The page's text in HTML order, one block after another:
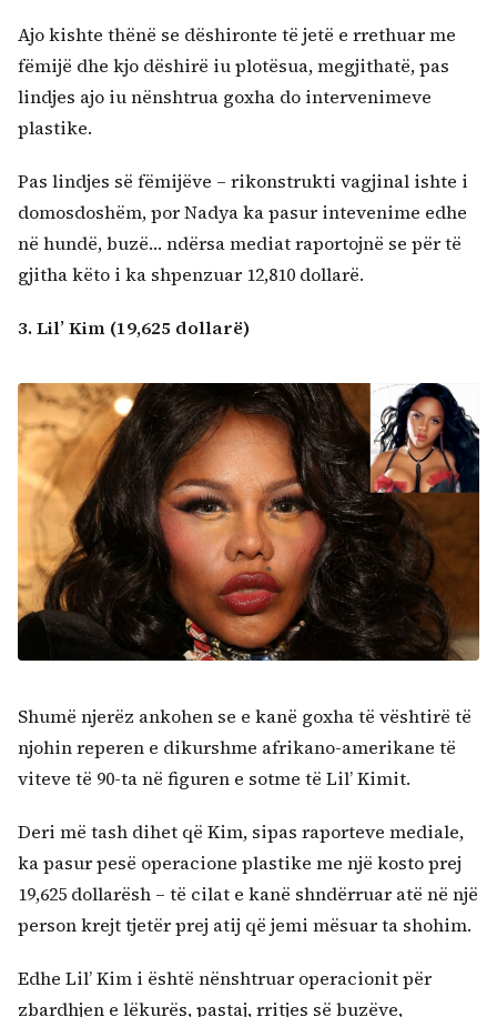
Ajo kishte thënë se dëshironte të jetë e rrethuar me
fëmijë dhe kjo dëshirë iu plotësua, megjithatë, pas
lindjes ajo iu nënshtrua goxha do intervenimeve
plastike.
Pas lindjes së fëmijëve – rikonstrukti vagjinal ishte i
domosdoshëm, por Nadya ka pasur intevenime edhe
në hundë, buzë… ndërsa mediat raportojnë se për të
gjitha këto i ka shpenzuar 12,810 dollarë.
3. Lil’ Kim (19,625 dollarë)
Shumë njerëz ankohen se e kanë goxha të vështirë të
njohin reperen e dikurshme afrikano-amerikane të
viteve të 90-ta në figuren e sotme të Lil’ Kimit.
Deri më tash dihet që Kim, sipas raporteve mediale,
ka pasur pesë operacione plastike me një kosto prej
19,625 dollarësh – të cilat e kanë shndërruar atë në një
person krejt tjetër prej atij që jemi mësuar ta shohim.
Edhe Lil’ Kim i është nënshtruar operacionit për
zbardhjen e lëkurës, pastaj, rritjes së buzëve,